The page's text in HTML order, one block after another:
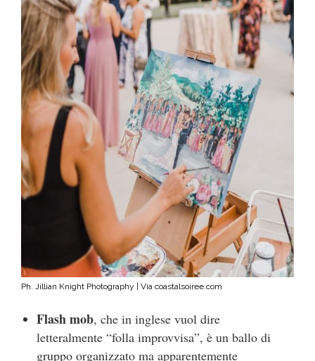
Ph. Jillian Knight Photography | Via coastalsoiree.com
Flash mob, che in inglese vuol dire
letteralmente “folla improvvisa”, è un ballo di
gruppo organizzato ma apparentemente